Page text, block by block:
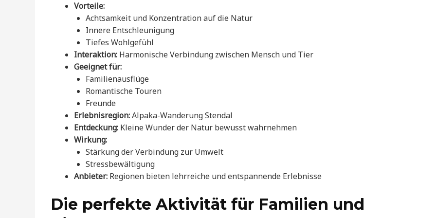
Vorteile:
Achtsamkeit und Konzentration auf die Natur
Innere Entschleunigung
Tiefes Wohlgefühl
Interaktion: Harmonische Verbindung zwischen Mensch und Tier
Geeignet für:
Familienausflüge
Romantische Touren
Freunde
Erlebnisregion:Alpaka-Wanderung Stendal
Entdeckung: Kleine Wunder der Natur bewusst wahrnehmen
Wirkung:
Stärkung der Verbindung zur Umwelt
Stressbewältigung
Anbieter: Regionen bieten lehrreiche und entspannende Erlebnisse
Die perfekte Aktivität für Familien und